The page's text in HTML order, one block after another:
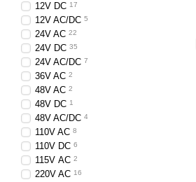
12V DC 17
12V AC/DC 5
24V AC 22
24V DC 35
24V AC/DC 7
36V AC 2
48V AC 2
48V DC 1
48V AC/DC 4
110V AC 8
110V DC 6
115V АС 2
220V AC 16